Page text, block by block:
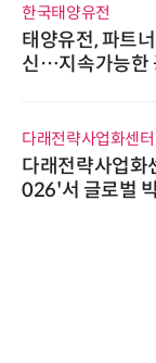
한국태양유전
태양유전, 파트
신…지속가능한
다래전략사업화센터
다래전략사업화
026'서 글로벌